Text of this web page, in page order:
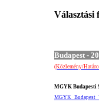
Választási
Budapest -
(Közlemény/
MGYK Budapesti